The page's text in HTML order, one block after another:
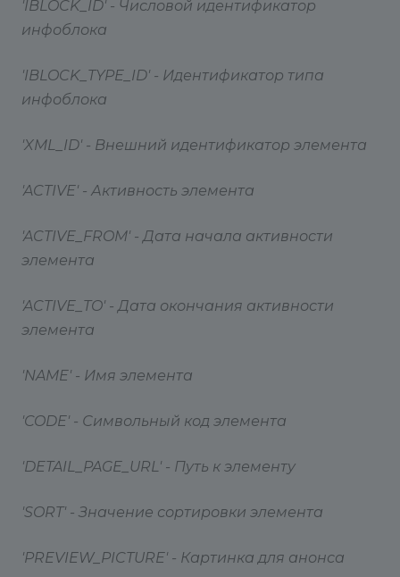
'IBLOCK_ID' - Числовой идентификатор
инфоблока
'IBLOCK_TYPE_ID' - Идентификатор типа
инфоблока
'XML_ID' - Внешний идентификатор элемента
'ACTIVE' - Активность элемента
'ACTIVE_FROM' - Дата начала активности
элемента
'ACTIVE_TO' - Дата окончания активности
элемента
'NAME' - Имя элемента
'CODE' - Символьный код элемента
'DETAIL_PAGE_URL' - Путь к элементу
'SORT' - Значение сортировки элемента
'PREVIEW_PICTURE' - Картинка для анонса